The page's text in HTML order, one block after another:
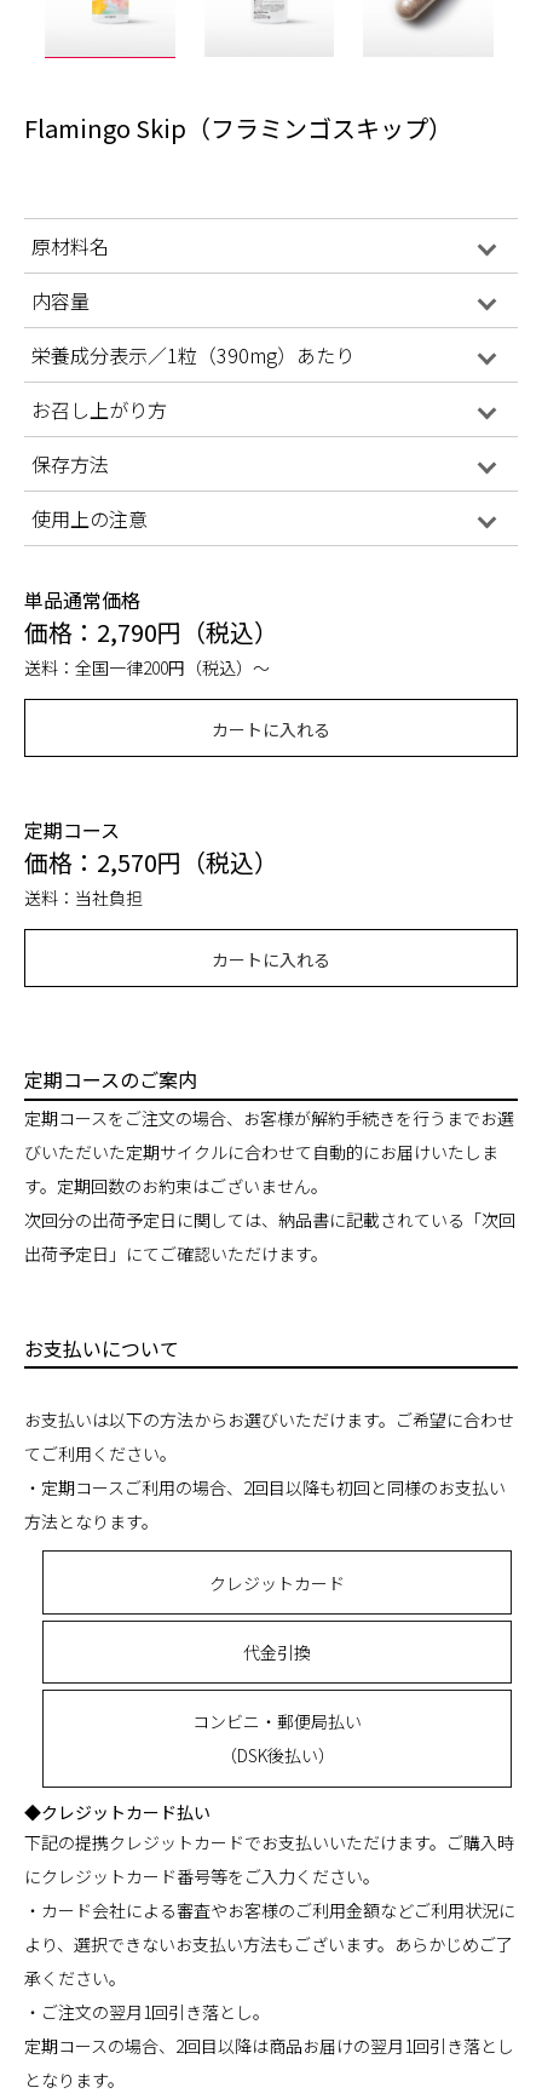
Flamingo Skip（フラミンゴスキップ）
原材料名
内容量
栄養成分表示／1粒（390mg）あたり
お召し上がり方
保存方法
使用上の注意
単品通常価格
価格：2,790円（税込）
送料：全国一律200円（税込）～
カートに入れる
定期コース
価格：2,570円（税込）
送料：当社負担
カートに入れる
定期コースのご案内
定期コースをご注文の場合、お客様が解約手続きを行うまでお選
びいただいた定期サイクルに合わせて自動的にお届けいたしま
す。定期回数のお約束はございません。
次回分の出荷予定日に関しては、納品書に記載されている「次回
出荷予定日」にてご確認いただけます。
お支払いについて
お支払いは以下の方法からお選びいただけます。ご希望に合わせ
てご利用ください。
・定期コースご利用の場合、2回目以降も初回と同様のお支払い
方法となります。
クレジットカード
代金引換
コンビニ・郵便局払い
（DSK後払い）
◆クレジットカード払い
下記の提携クレジットカードでお支払いいただけます。ご購入時
にクレジットカード番号等をご入力ください。
・カード会社による審査やお客様のご利用金額などご利用状況に
より、選択できないお支払い方法もございます。あらかじめご了
承ください。
・ご注文の翌月1回引き落とし。
定期コースの場合、2回目以降は商品お届けの翌月1回引き落とし
となります。